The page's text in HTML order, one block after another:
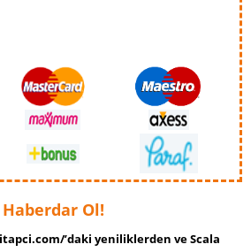
Haberdar Ol!
’daki yeniliklerden ve Scala